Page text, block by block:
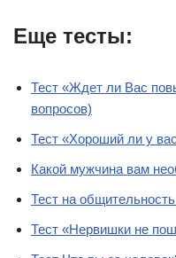
Еще тесты:
Тест «Ждет ли Вас
вопросов)
Тест «Хороший ли у
Какой мужчина вам
Тест на
Тест «Нервишки не